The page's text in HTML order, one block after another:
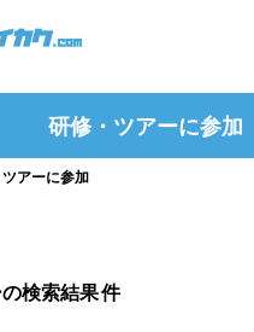
ーに参加
研修・ツアーに参加
アーに参加
検索結果件